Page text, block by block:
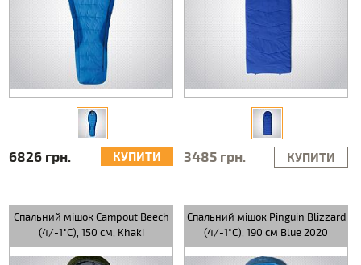
6826 грн. КУПИТИ 3485 грн. КУПИТИ
Спальний мішок Campout Beech
(4/-1°C), 150 см, Khaki
Спальний мішок Pinguin Blizzard
(4/-1°C), 190 см Blue 2020